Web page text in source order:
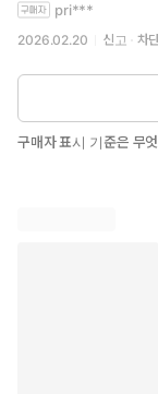
pri***
2026.02.20 신고 차
구매자 표시 기준은 무